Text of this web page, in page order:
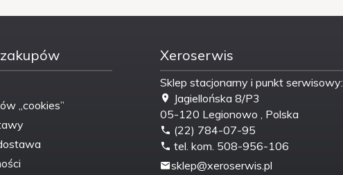
„cookies”
Xeroserwis
Sklep stacjonarny i punkt serwisowy:
Jagiellońska 8/P3
05-120 Legionowo , Polska
(22) 784-07-95
tel. kom. 508-956-106
sklep@xeroserwis.pl